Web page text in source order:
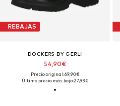
REBAJAS
DOCKERS BY GERLI
54,90€
Precio original: 69,90€
Último precio más bajo:27,93€